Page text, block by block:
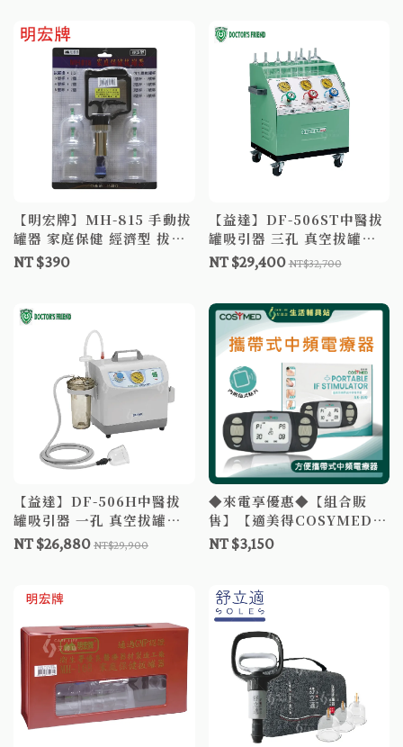
【明宏牌】MH-815 手動拔
罐器 家庭保健 經濟型 拔罐
器
NT $390
【益達】DF-506ST中醫拔
罐吸引器 三孔 真空拔罐器
拔罐杯 拔罐槍 拔罐组 拔火
NT $29,400NT$32,700
【益達】DF-506H中醫拔
罐吸引器 一孔 真空拔罐器
拔罐杯 拔罐槍 拔罐组 拔火
NT $26,880 NT$29,900
◆來電享優惠◆【組合販
售】【適美得COSYMED】
AK-330 攜帶式中頻電療器
2孔 AK330攜帶式電療器
NT $3,150